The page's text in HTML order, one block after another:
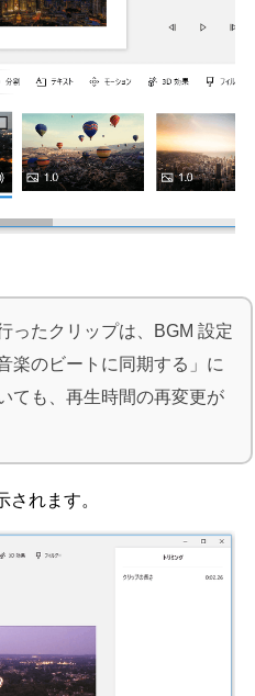
ったクリップは、BGM 設定
楽のビートに同期する」に
ても、再生時間の再変更が
されます。